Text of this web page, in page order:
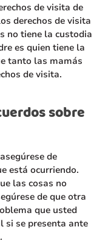
de visita de
derechos de visita
no tiene la custodia
es quien tiene la
tanto las mamás
de visita.
sobre
de
está ocurriendo.
las cosas no
de que otra
que usted
si se presenta ante